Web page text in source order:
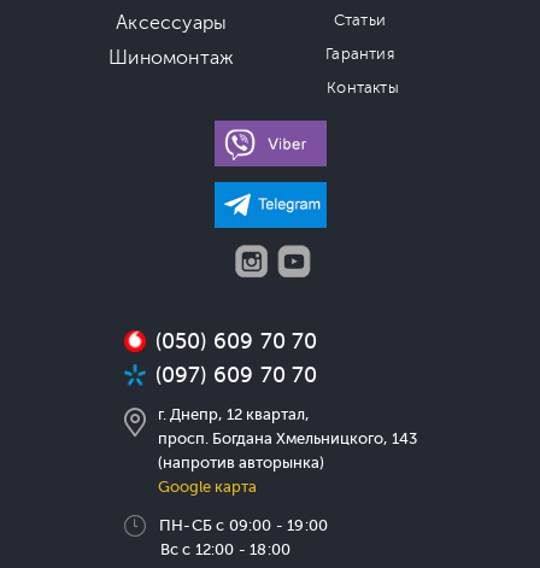
Аксессуары
Шиномонтаж
Статьи
Гарантия
Контакты
(050) 609 70 70
(097) 609 70 70
г. Днепр, 12 квартал,
просп. Богдана Хмельницкого, 143
(напротив авторынка)
Google карта
ПН-СБ с 09:00 - 19:00
Вс с 12:00 - 18:00